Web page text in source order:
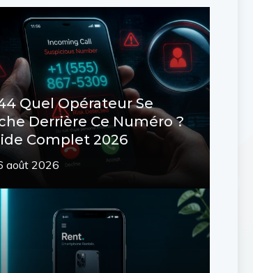
Quel Opérateur Se
Derrière Ce Numéro ?
Complet 2026
août 2026